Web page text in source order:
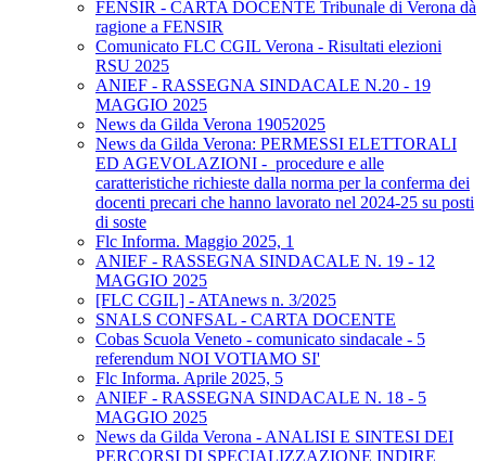
FENSIR - CARTA DOCENTE Tribunale di Verona dà
ragione a FENSIR
Comunicato FLC CGIL Verona - Risultati elezioni
RSU 2025
ANIEF - RASSEGNA SINDACALE N.20 - 19
MAGGIO 2025
News da Gilda Verona 19052025
News da Gilda Verona: PERMESSI ELETTORALI
ED AGEVOLAZIONI - procedure e alle
caratteristiche richieste dalla norma per la conferma dei
docenti precari che hanno lavorato nel 2024-25 su posti
di soste
Flc Informa. Maggio 2025, 1
ANIEF - RASSEGNA SINDACALE N. 19 - 12
MAGGIO 2025
[FLC CGIL] - ATAnews n. 3/2025
SNALS CONFSAL - CARTA DOCENTE
Cobas Scuola Veneto - comunicato sindacale - 5
referendum NOI VOTIAMO SI'
Flc Informa. Aprile 2025, 5
ANIEF - RASSEGNA SINDACALE N. 18 - 5
MAGGIO 2025
News da Gilda Verona - ANALISI E SINTESI DEI
PERCORSI DI SPECIALIZZAZIONE INDIRE